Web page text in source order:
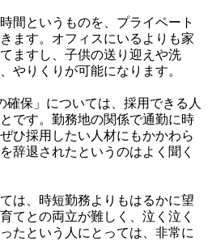
間というものを、プライベート
ます。オフィスにいるよりも家
ますし、子供の送り迎えや洗
やりくりが可能になります。
保」については、採用できる人
です。勤務地の関係で通勤に時
ひ採用したい人材にもかかわら
辞退されたというのはよく聞く
は、時短勤務よりもはるかに望
てとの両立が難しく、泣く泣く
たという人にとっては、非常に